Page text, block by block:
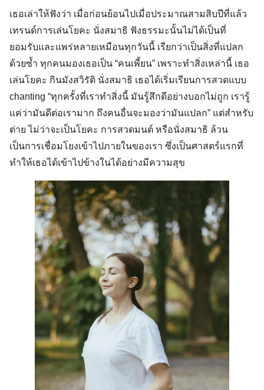
เธอเล่าให้ฟังว่า เมื่อก่อนย้อนไปเมื่อประมาณสามสิบปีที่แล้ว
เทรนด์การเล่นโยคะ นั่งสมาธิ ฟังธรรมะนั้นไม่ได้เป็นที่
ยอมรับและแพร่หลายเหมือนทุกวันนี้ เรียกว่าเป็นสิ่งที่แปลก
ด้วยซ้ำ ทุกคนมองเธอเป็น “คนเพี้ยน” เพราะทำสิ่งเหล่านี้ เธอ
เล่นโยคะ กินมังสวิรัติ นั่งสมาธิ เธอได้เริ่มเรียนการสวดแบบ
chanting “ทุกครั้งที่เราทำสิ่งนี้ มันรู้สึกดีอย่างบอกไม่ถูก เรารู้
แค่ว่ามันดีต่อเรามาก ถึงคนอื่นจะมองว่ามันแปลก” แต่สำหรับ
ต่าย ไม่ว่าจะเป็นโยคะ การสวดมนต์ หรือนั่งสมาธิ ล้วน
เป็นการเชื่อมโยงเข้าไปภายในของเรา ซึ่งเป็นศาสตร์แรกที่
ทำให้เธอได้เข้าไปข้างในได้อย่างมีความสุข